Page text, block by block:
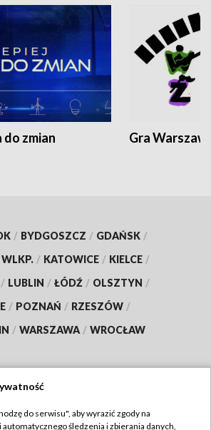
do zmian Gra
/ BYDGOSZCZ / GDAŃSK /
/ KATOWICE / KIELCE /
/ LUBLIN / ŁÓDŹ / OLSZTYN /
/ POZNAŃ / RZESZÓW /
/ WARSZAWA / WROCŁAW
do serwisu", aby wyrazić zgody na
śledzenia i zbierania danych,